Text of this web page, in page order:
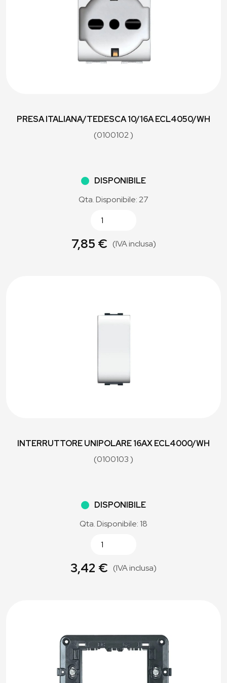
PRESA ITALIANA/TEDESCA 10/16A ECL4050/WH
(0100102 )
DISPONIBILE
Qta. Disponibile: 27
7,85 € (IVA inclusa)
INTERRUTTORE UNIPOLARE 16AX ECL4000/WH
(0100103 )
DISPONIBILE
Qta. Disponibile: 18
3,42 € (IVA inclusa)